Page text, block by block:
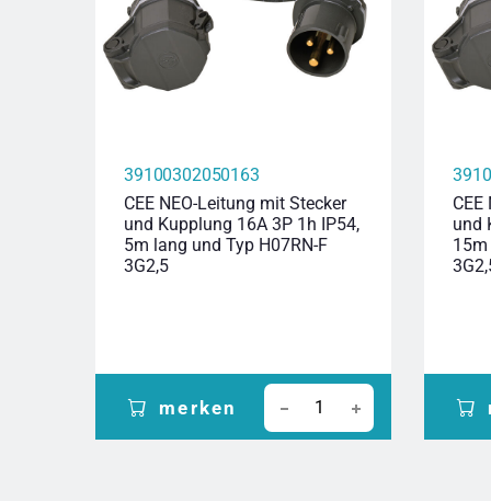
39100302050163
CEE NEO-Leitung mit Stecker
und Kupplung 16A 3P 1h IP54,
5m lang und Typ H07RN-F
3G2,5
merken
und
15m